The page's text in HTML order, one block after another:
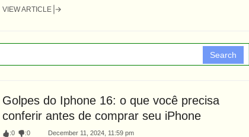
VIEW ARTICLE
Search
Golpes do Iphone 16: o que você precisa
conferir antes de comprar seu iPhone
:0 :0 December 11, 2024, 11:59 pm